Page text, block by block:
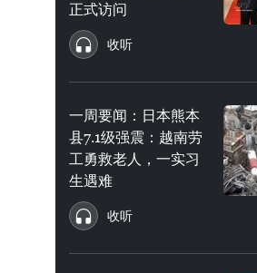
正式访问
收听
一周要闻：日本熊本
县7.1级强震：越南劳
工勇救老人，一实习
生遇难
收听